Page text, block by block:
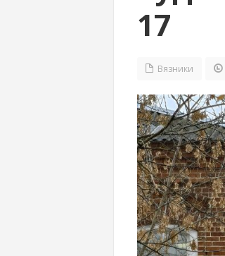
17
Вязники